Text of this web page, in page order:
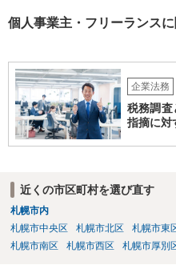
個人事業主・フリーランス
企業法務
税務調査
指摘に対
近くの市区町村を選び直す
札幌市内
札幌市中央区
札幌市北区 札幌市東
札幌市南区
札幌市西区 札幌市厚別